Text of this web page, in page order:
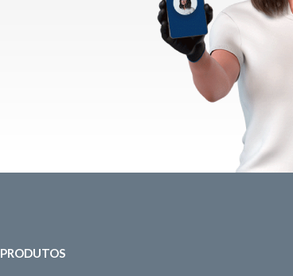
PRODUTOS